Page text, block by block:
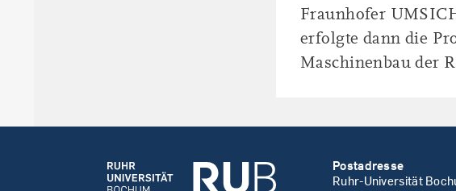
Fraunhofer
erfolgte dann die
Maschinenbau der
Postadresse
Ruhr-Universität